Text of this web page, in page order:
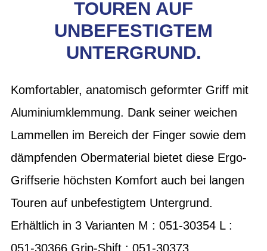
TOUREN AUF
UNBEFESTIGTEM
UNTERGRUND.
Komfortabler, anatomisch geformter Griff mit
Aluminiumklemmung. Dank seiner weichen
Lammellen im Bereich der Finger sowie dem
dämpfenden Obermaterial bietet diese Ergo-
Griffserie höchsten Komfort auch bei langen
Touren auf unbefestigtem Untergrund.
Erhältlich in 3 Varianten M : 051-30354 L :
051-30366 Grip-Shift : 051-30373